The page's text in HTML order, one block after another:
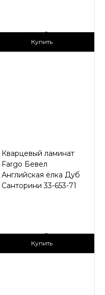
2
Купить
Кварцевый ламинат
Fargo Бевел
Английская ёлка Дуб
Санторини 33-653-71
2
Купить